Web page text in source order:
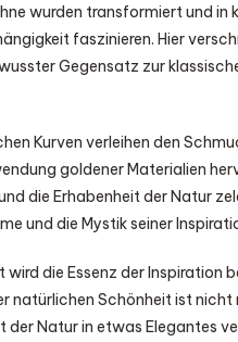
wurden transformiert und
faszinieren. Hier
Gegensatz zur
Kurven verleihen den
goldener Materialien
die Erhabenheit der Natur
und die Mystik seiner
die Essenz der Inspiration
natürlichen Schönheit ist
der Natur in etwas Elegantes